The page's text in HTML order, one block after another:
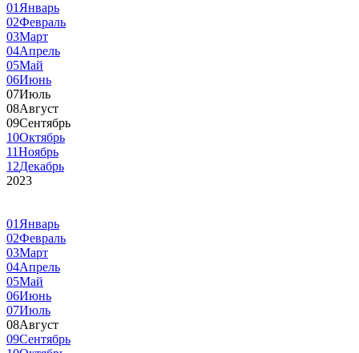
01 Январь
02Февраль
03Март
04Апрель
05Май
06Июнь
07Июль
08Август
09Сентябрь
10Октябрь
11Ноябрь
12Декабрь
2023
01 Январь
02Февраль
03Март
04Апрель
05Май
06Июнь
07Июль
08Август
09Сентябрь